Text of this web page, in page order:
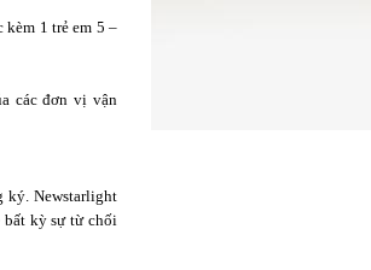
1 trẻ em 5 –
các đơn vị vận
ký. Newstarlight
bất kỳ sự từ chối